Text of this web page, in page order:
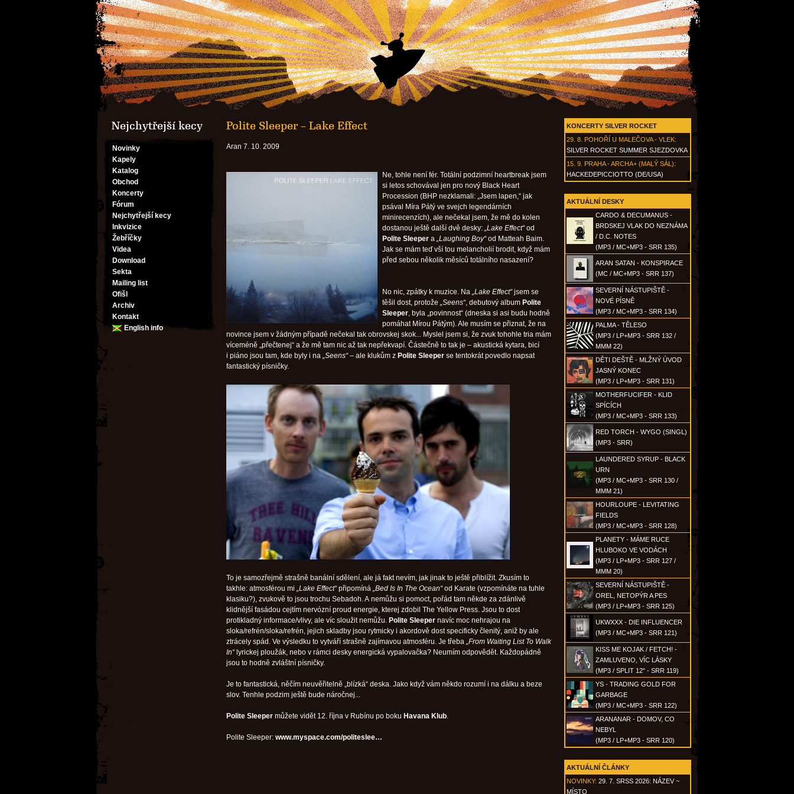
Nejchytřejší kecy
Novinky
Kapely
Katalog
Obchod
Koncerty
Fórum
Nejchytřejší kecy
Inkvizice
Žebříčky
Videa
Download
Sekta
Mailing list
Ofišl
Archiv
Kontakt
English info
KONCERTY SILVER ROCKET
29. 8. POHOŘÍ U MALEČOVA - VLEK:
SILVER ROCKET SUMMER SJEZDOVKA
15. 9. PRAHA - ARCHA+ (MALÝ SÁL):
HACKEDEPICCIOTTO (DE/USA)
AKTUÁLNÍ DESKY
CARDO & DECUMANUS -
BRDSKEJ VLAK DO NEZNÁMA
/ D.C. NOTES
(MP3 / MC+MP3 - SRR 135)
ARAN SATAN - KONSPIRACE
(MC / MC+MP3 - SRR 137)
SEVERNÍ NÁSTUPIŠTĚ -
NOVÉ PÍSNĚ
(MP3 / MC+MP3 - SRR 134)
PALMA - TĚLESO
(MP3 / LP+MP3 - SRR 132 /
MMM 22)
DĚTI DEŠTĚ - MLŽNÝ ÚVOD
JASNÝ KONEC
(MP3 / LP+MP3 - SRR 131)
MOTHERFUCIFER - KLID
SPÍCÍCH
(MP3 / MC+MP3 - SRR 133)
RED TORCH - WYGO (SINGL)
(MP3 - SRR)
LAUNDERED SYRUP - BLACK
URN
(MP3 / MC+MP3 - SRR 130 /
MMM 21)
HOURLOUPE - LEVITATING
FIELDS
(MP3 / MC+MP3 - SRR 128)
PLANETY - MÁME RUCE
HLUBOKO VE VODÁCH
(MP3 / LP+MP3 - SRR 127 /
MMM 20)
SEVERNÍ NÁSTUPIŠTĚ -
OREL, NETOPÝR A PES
(MP3 / LP+MP3 - SRR 125)
UKWXXX - DIE INFLUENCER
(MP3 / MC+MP3 - SRR 121)
KISS ME KOJAK / FETCH! -
ZAMLUVENO, VÍC LÁSKY
(MP3 / SPLIT 12" - SRR 119)
YS - TRADING GOLD FOR
GARBAGE
(MP3 / MC+MP3 - SRR 122)
ARANANAR - DOMOV, CO
NEBYL
(MP3 / LP+MP3 - SRR 120)
AKTUÁLNÍ ČLÁNKY
NOVINKY: 29. 7. SRSS 2026: NÁZEV ~
MÍSTO
Polite Sleeper – Lake Effect
Aran 7. 10. 2009
Ne, tohle není fér. Totální podzimní heartbreak jsem
si letos schovával jen pro nový Black Heart
Procession (BHP nezklamali: „Jsem lapen,“ jak
psával Míra Pátý ve svejch legendárních
minirecenzích), ale nečekal jsem, že mě do kolen
dostanou ještě další dvě desky: „Lake Effect“od
Polite Sleeper a „Laughing Boy“od Matteah Baim.
Jak se mám teď vší tou melancholií brodit, když mám
před sebou několik měsíců totálního nasazení?
No nic, zpátky k muzice. Na „Lake Effect“jsem se
těšil dost, protože „Seens“, debutový album Polite
Sleeper, byla „povinnost“ (dneska si asi budu hodně
pomáhat Mírou Pátým). Ale musím se přiznat, že na
novince jsem v žádným případě nečekal tak obrovskej skok... Myslel jsem si, že zvuk tohohle tria mám
víceméně „přečtenej“ a že mě tam nic až tak nepřekvapí. Částečně to tak je – akustická kytara, bicí
i piáno jsou tam, kde byly i na „Seens“– ale klukům z Polite Sleeper se tentokrát povedlo napsat
fantastický písničky.
To je samozřejmě strašně banální sdělení, ale já fakt nevím, jak jinak to ještě přiblížit. Zkusím to
takhle: atmosférou mi „Lake Effect“připomíná „Bed Is In The Ocean“od Karate (vzpomínáte na tuhle
klasiku?), zvukově to jsou trochu Sebadoh. A nemůžu si pomoct, pořád tam někde za zdánlivě
klidnější fasádou cejtím nervózní proud energie, kterej zdobil The Yellow Press. Jsou to dost
protikladný informace/vlivy, ale víc sloužit nemůžu. Polite Sleeper navíc moc nehrajou na
sloka/refrén/sloka/refrén, jejich skladby jsou rytmicky i akordově dost specificky členitý, aniž by ale
ztrácely spád. Ve výsledku to vytváří strašně zajímavou atmosféru. Je třeba „From Waiting List To Walk
In“lyrickej ploužák, nebo v rámci desky energická vypalovačka? Neumím odpovědět. Každopádně
jsou to hodně zvláštní písničky.
Je to fantastická, něčím neuvěřitelně „blízká“ deska. Jako když vám někdo rozumí i na dálku a beze
slov. Tenhle podzim ještě bude náročnej...
Polite Sleeper můžete vidět 12. října v Rubínu po boku Havana Klub.
Polite Sleeper: www.myspace.com/politeslee…